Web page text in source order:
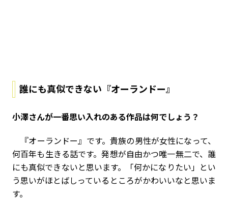
誰にも真似できない『オーランドー』
――小澤さんが一番思い入れのある作品は何でしょう？
『オーランドー』です。貴族の男性が女性になって、
何百年も生きる話です。発想が自由かつ唯一無二で、誰
にも真似できないと思います。「何かになりたい」とい
う思いがほとばしっているところがかわいいなと思いま
す。